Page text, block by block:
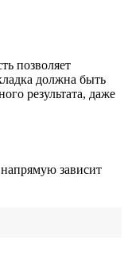
позволяет
должна быть
результата, даже
зависит